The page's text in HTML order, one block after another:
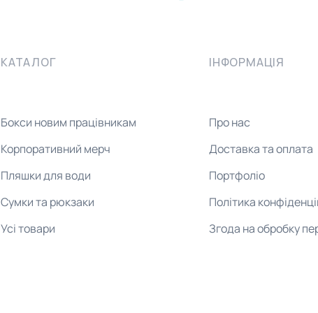
КАТАЛОГ ІНФОРМАЦІЯ
Бокси новим працівникам
Корпоративний мерч
Пляшки для води
Сумки та рюкзаки
Усі товари
Про нас
Доставка та оплата
Портфоліо
Політика
Згода на обробку